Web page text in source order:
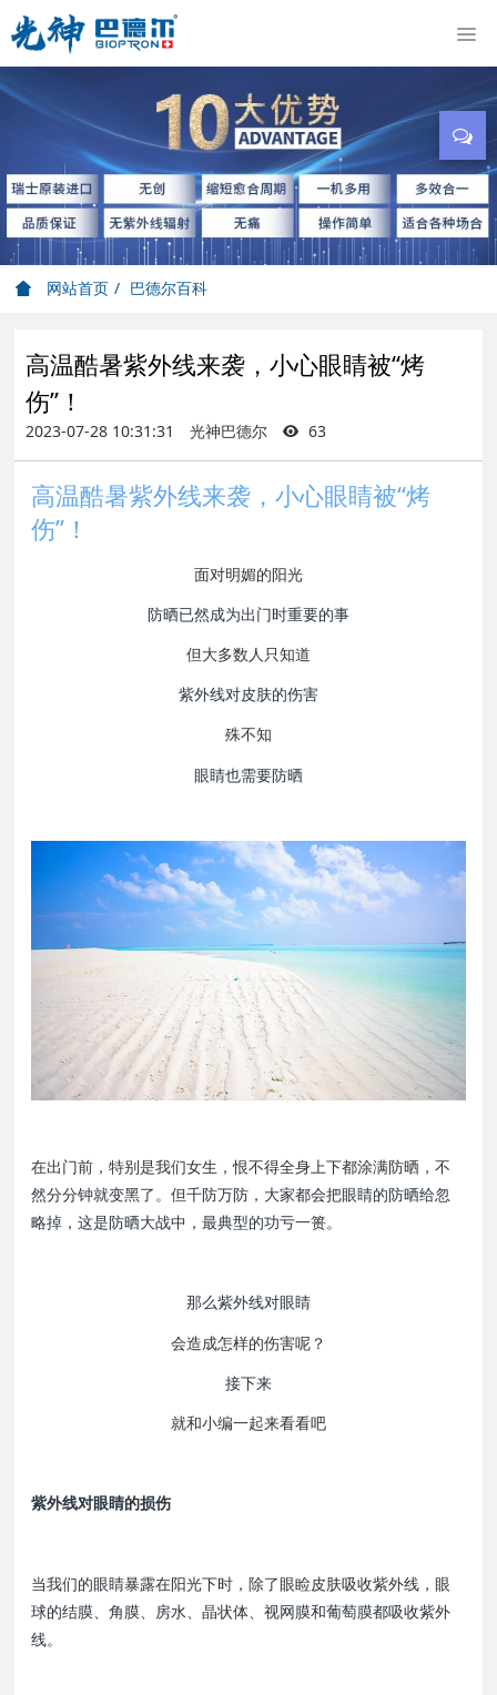
网站首页 巴德尔百科
高温酷暑紫外线来袭，小心眼睛被“烤
伤”！
2023-07-28 10:31:31 光神巴德尔 63
高温酷暑紫外线来袭，小心眼睛被“烤
伤”！
面对明媚的阳光
防晒已然成为出门时重要的事
但大多数人只知道
紫外线对皮肤的伤害
殊不知
眼睛也需要防晒
在出门前，特别是我们女生，恨不得全身上下都涂满防晒，不
然分分钟就变黑了。但千防万防，大家都会把眼睛的防晒给忽
略掉，这是防晒大战中，最典型的功亏一篑。
那么紫外线对眼睛
会造成怎样的伤害呢？
接下来
就和小编一起来看看吧
紫外线对眼睛的损伤
当我们的眼睛暴露在阳光下时，除了眼睑皮肤吸收紫外线，眼
球的结膜、角膜、房水、晶状体、视网膜和葡萄膜都吸收紫外
线。